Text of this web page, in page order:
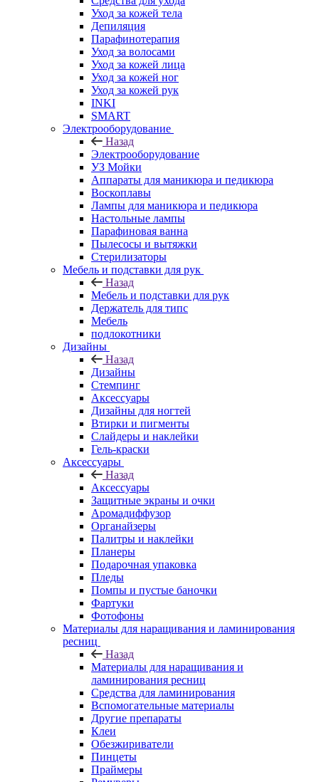
Уход за кожей тела
Депиляция
Парафинотерапия
Уход за волосами
Уход за кожей лица
Уход за кожей ног
Уход за кожей рук
INKI
SMART
Электрооборудование
Назад
Электрооборудование
УЗ Мойки
Аппараты для маникюра и педикюра
Воскоплавы
Лампы для маникюра и педикюра
Настольные лампы
Парафиновая ванна
Пылесосы и вытяжки
Стерилизаторы
Мебель и подставки для рук
Назад
Мебель и подставки для рук
Держатель для типс
Мебель
подлокотники
Дизайны
Назад
Дизайны
Стемпинг
Аксессуары
Дизайны для ногтей
Втирки и пигменты
Слайдеры и наклейки
Гель-краски
Аксессуары
Назад
Аксессуары
Защитные экраны и очки
Аромадиффузор
Органайзеры
Палитры и наклейки
Планеры
Подарочная упаковка
Пледы
Помпы и пустые баночки
Фартуки
Фотофоны
Материалы для наращивания и ламинирования
ресниц
Назад
Материалы для наращивания и
ламинирования ресниц
Средства для ламинирования
Вспомогательные материалы
Другие препараты
Клеи
Обезжириватели
Пинцеты
Праймеры